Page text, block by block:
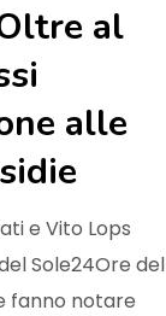
al
alle
e Vito Lops
Sole24Ore del
fanno notare